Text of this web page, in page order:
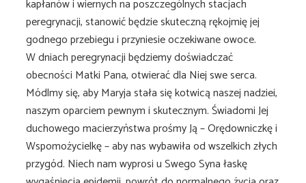
kapłanów i wiernych na poszczególnych stacjach
peregrynacji, stanowić będzie skuteczną rękojmię jej
godnego przebiegu i przyniesie oczekiwane owoce.
W dniach peregrynacji będziemy doświadczać
obecności Matki Pana, otwierać dla Niej swe serca.
Módlmy się, aby Maryja stała się kotwicą naszej nadziei,
naszym oparciem pewnym i skutecznym. Świadomi Jej
duchowego macierzyństwa prośmy Ją – Orędowniczkę i
Wspomożycielkę – aby nas wybawiła od wszelkich złych
przygód. Niech nam wyprosi u Swego Syna łaskę